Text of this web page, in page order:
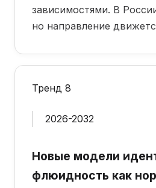
зависимостями. В
но направление
Тренд 8
2026-2032
Новые модели
флюидность как